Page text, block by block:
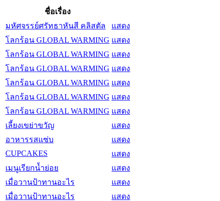
ชื่อเรื่อง
มหัศจรรย์ศรัทธาหันสี คลิสตัล
แสดง
โลกร้อน GLOBAL WARMING แสดง
โลกร้อน GLOBAL WARMING แสดง
โลกร้อน GLOBAL WARMING แสดง
โลกร้อน GLOBAL WARMING แสดง
โลกร้อน GLOBAL WARMING แสดง
โลกร้อน GLOBAL WARMING แสดง
เลี้ยงเขย่าขวัญ
แสดง
อาหารรสแซ่บ
แสดง
CUPCAKES
แสดง
เมนูเรียกน้ำย่อย
แสดง
เมื่อวานป้าทานอะไร
แสดง
เมื่อวานป้าทานอะไร
แสดง